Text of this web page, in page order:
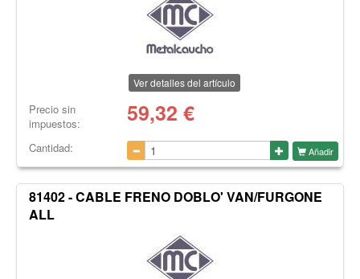
Ver detalles del artículo
Precio sin
impuestos:
59,32 €
Cantidad: Añadir
81402 - CABLE FRENO DOBLO' VAN/FURGONE
ALL